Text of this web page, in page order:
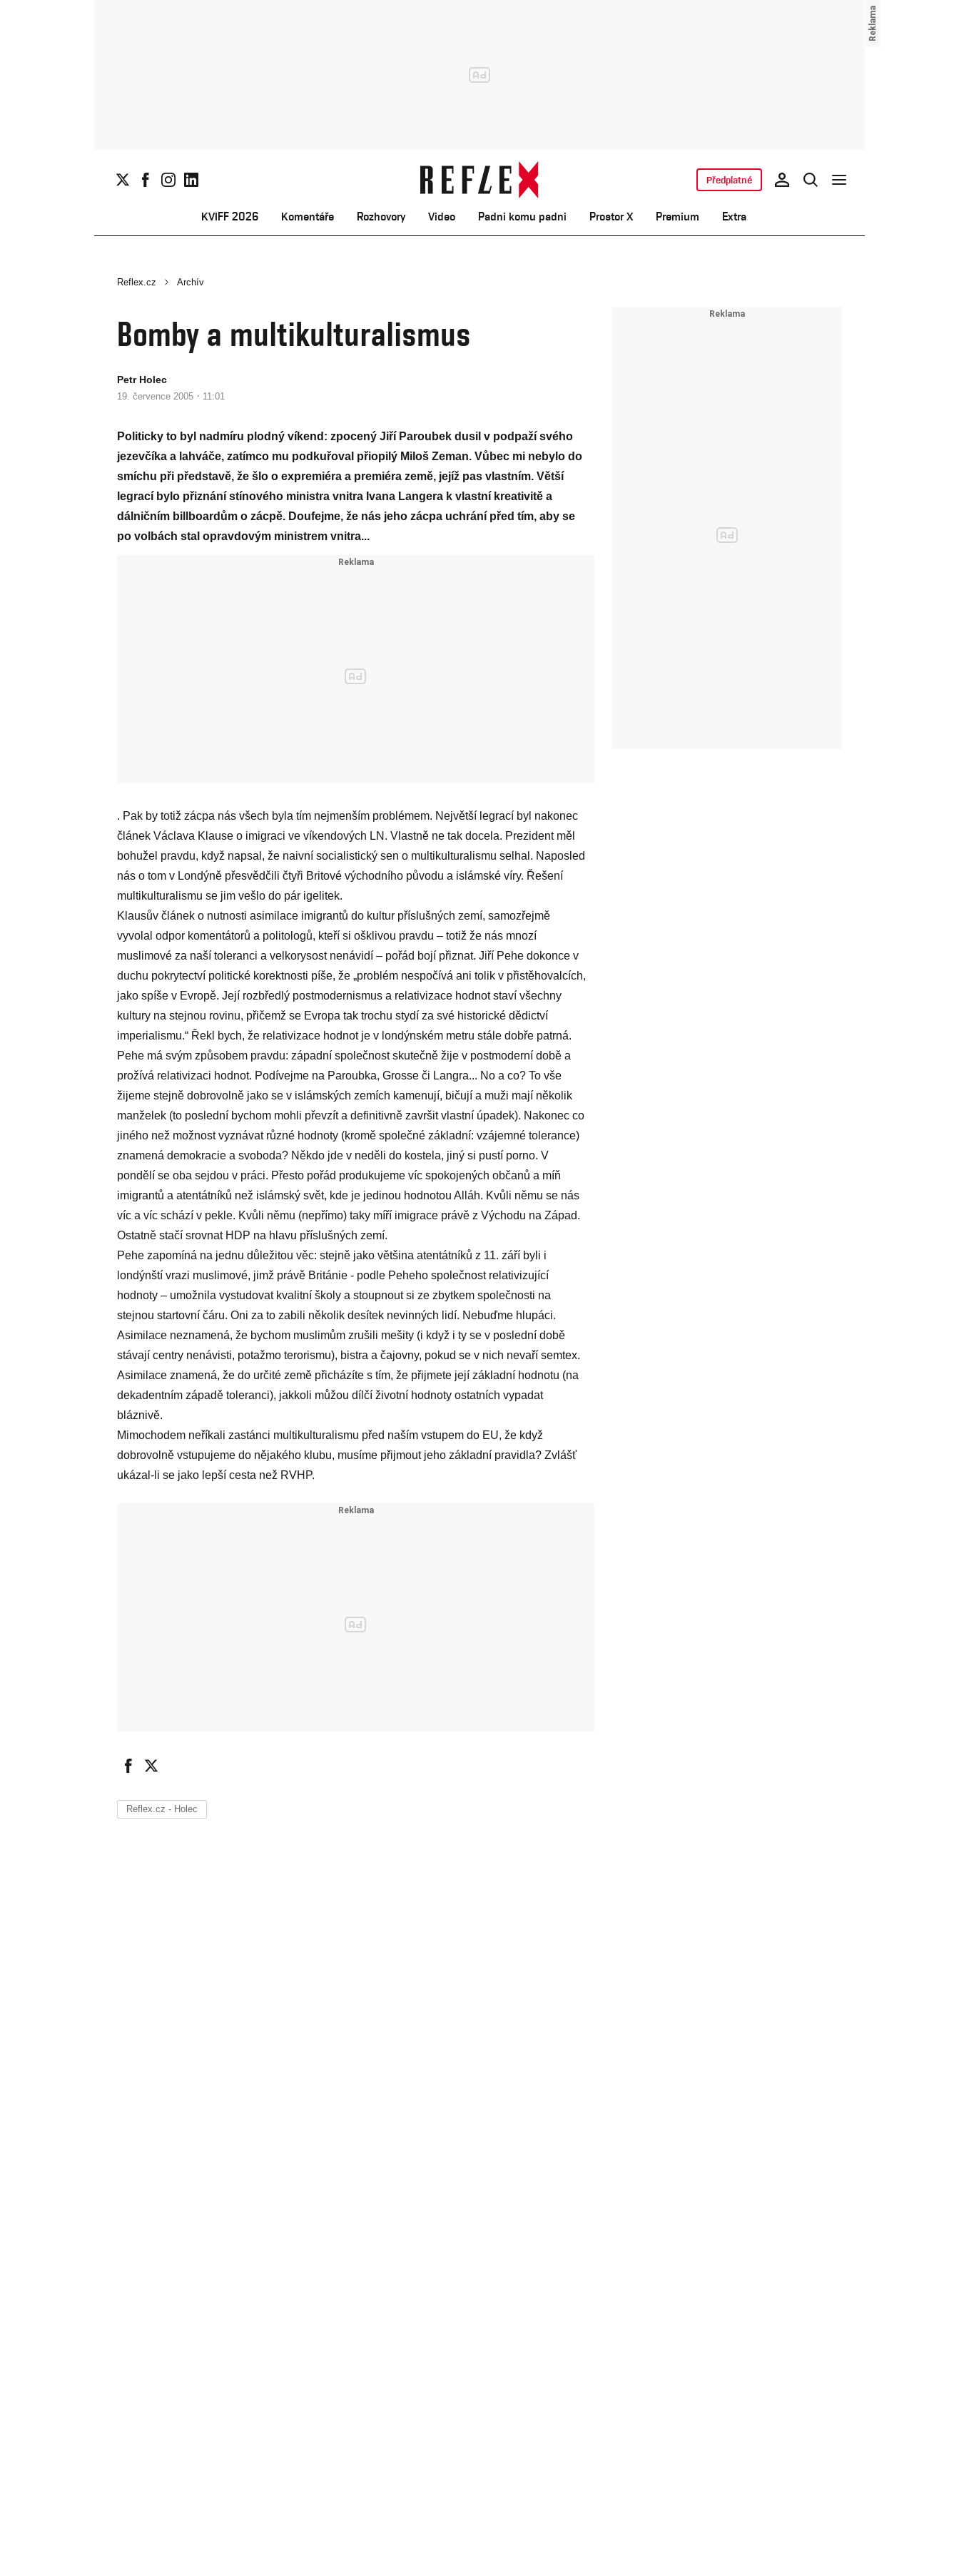
KVIFF 2026 Komentáře Rozhovory Video Padni komu padni Prostor X Premium Extra
Předplatné
Reflex.cz Archív
Bomby a multikulturalismus
Petr Holec
19. července 2005 · 11:01
Politicky to byl nadmíru plodný víkend: zpocený Jiří Paroubek dusil v podpaží svého
jezevčíka a lahváče, zatímco mu podkuřoval přiopilý Miloš Zeman. Vůbec mi nebylo do
smíchu při představě, že šlo o expremiéra a premiéra země, jejíž pas vlastním. Větší
legrací bylo přiznání stínového ministra vnitra Ivana Langera k vlastní kreativitě a
dálničním billboardům o zácpě. Doufejme, že nás jeho zácpa uchrání před tím, aby se
po volbách stal opravdovým ministrem vnitra...
. Pak by totiž zácpa nás všech byla tím nejmenším problémem. Největší legrací byl nakonec
článek Václava Klause o imigraci ve víkendových LN. Vlastně ne tak docela. Prezident měl
bohužel pravdu, když napsal, že naivní socialistický sen o multikulturalismu selhal. Naposled
nás o tom v Londýně přesvědčili čtyři Britové východního původu a islámské víry. Řešení
multikulturalismu se jim vešlo do pár igelitek.
Klausův článek o nutnosti asimilace imigrantů do kultur příslušných zemí, samozřejmě
vyvolal odpor komentátorů a politologů, kteří si ošklivou pravdu – totiž že nás mnozí
muslimové za naší toleranci a velkorysost nenávidí – pořád bojí přiznat. Jiří Pehe dokonce v
duchu pokrytectví politické korektnosti píše, že „problém nespočívá ani tolik v přistěhovalcích,
jako spíše v Evropě. Její rozbředlý postmodernismus a relativizace hodnot staví všechny
kultury na stejnou rovinu, přičemž se Evropa tak trochu stydí za své historické dědictví
imperialismu.“ Řekl bych, že relativizace hodnot je v londýnském metru stále dobře patrná.
Pehe má svým způsobem pravdu: západní společnost skutečně žije v postmoderní době a
prožívá relativizaci hodnot. Podívejme na Paroubka, Grosse či Langra... No a co? To vše
žijeme stejně dobrovolně jako se v islámských zemích kamenují, bičují a muži mají několik
manželek (to poslední bychom mohli převzít a definitivně završit vlastní úpadek). Nakonec co
jiného než možnost vyznávat různé hodnoty (kromě společné základní: vzájemné tolerance)
znamená demokracie a svoboda? Někdo jde v neděli do kostela, jiný si pustí porno. V
pondělí se oba sejdou v práci. Přesto pořád produkujeme víc spokojených občanů a míň
imigrantů a atentátníků než islámský svět, kde je jedinou hodnotou Alláh. Kvůli němu se nás
víc a víc schází v pekle. Kvůli němu (nepřímo) taky míří imigrace právě z Východu na Západ.
Ostatně stačí srovnat HDP na hlavu příslušných zemí.
Pehe zapomíná na jednu důležitou věc: stejně jako většina atentátníků z 11. září byli i
londýnští vrazi muslimové, jimž právě Británie - podle Peheho společnost relativizující
hodnoty – umožnila vystudovat kvalitní školy a stoupnout si ze zbytkem společnosti na
stejnou startovní čáru. Oni za to zabili několik desítek nevinných lidí. Nebuďme hlupáci.
Asimilace neznamená, že bychom muslimům zrušili mešity (i když i ty se v poslední době
stávají centry nenávisti, potažmo terorismu), bistra a čajovny, pokud se v nich nevaří semtex.
Asimilace znamená, že do určité země přicházíte s tím, že přijmete její základní hodnotu (na
dekadentním západě toleranci), jakkoli můžou dílčí životní hodnoty ostatních vypadat
bláznivě.
Mimochodem neříkali zastánci multikulturalismu před naším vstupem do EU, že když
dobrovolně vstupujeme do nějakého klubu, musíme přijmout jeho základní pravidla? Zvlášť
ukázal-li se jako lepší cesta než RVHP.
Reflex.cz - Holec